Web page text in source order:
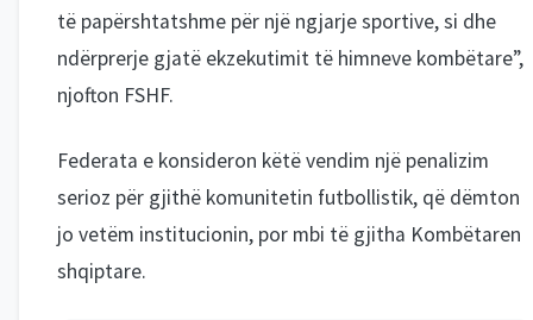
të papërshtatshme për një ngjarje sportive, si dhe
ndërprerje gjatë ekzekutimit të himneve kombëtare”,
njofton FSHF.
Federata e konsideron këtë vendim një penalizim
serioz për gjithë komunitetin futbollistik, që dëmton
jo vetëm institucionin, por mbi të gjitha Kombëtaren
shqiptare.